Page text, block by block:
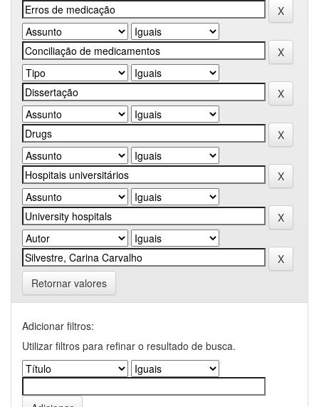
Retornar valores
Adicionar filtros:
Utilizar filtros para refinar o resultado de busca.